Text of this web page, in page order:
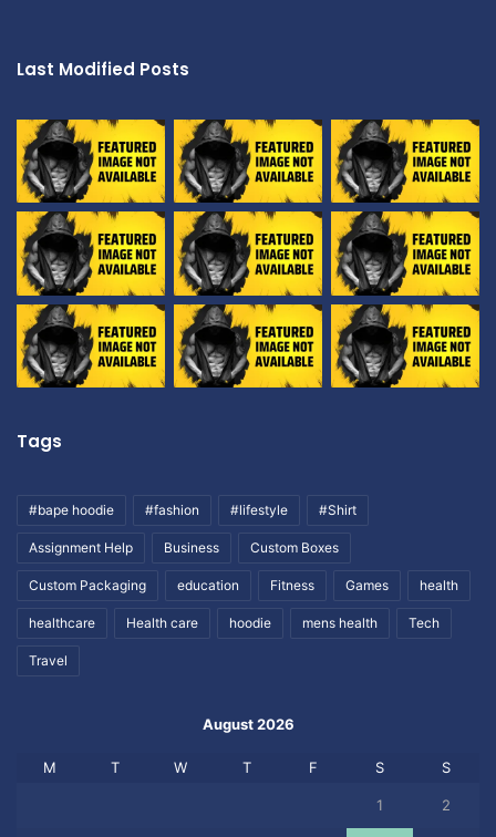
Last Modified Posts
Tags
#bape hoodie #fashion #lifestyle #Shirt
Assignment Help Business Custom Boxes
Custom Packaging education Fitness Games health
healthcare Health care hoodie mens health Tech
Travel
August 2026
M T W T F S S
1 2